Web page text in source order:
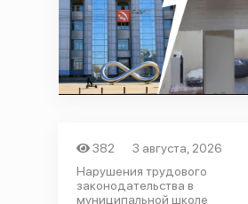
382
3 августа, 2026
Нарушения трудового
законодательства в
муниципальной школе